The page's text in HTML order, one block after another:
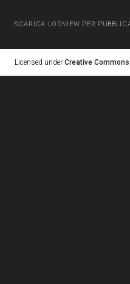
SCARICA LODVIEW PER
Licensed under Creative